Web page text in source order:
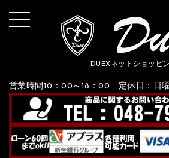
DUEXネットショッピ
営業時間10：00～18：00 定休日：日